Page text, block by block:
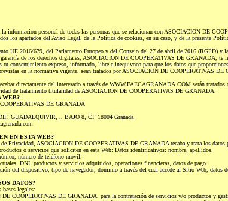
la información personal de todas las personas que se relacionan con ASOCIACION DE
los apartados del Aviso Legal, de la Política de cookies, en su caso, y de la presente
UE 2016/679, del Parlamento Europeo y del Consejo del 27 de abril de 2016 (RGPD) y
garantía de los derechos digitales, ASOCIACION DE COOPERATIVAS DE GRANADA, te
tu consentimiento expreso, informado, libre e inequívoco para que los datos que
en la normativa vigente, sean tratados por ASOCIACION DE COOPERATIVAS DE
directamente del interesado a través de WWW.FAECAGRANADA.COM serán
de tratamiento titularidad de ASOCIACION DE COOPERATIVAS DE GRANADA.
WEB?
DE GRANADA
GUADALQUIVIR, ., BAJO 8, CP 18004 Granada
EN ESTA WEB?
de Privacidad, ASOCIACION DE COOPERATIVAS DE GRANADA recaba y trata los datos
o servicios que soliciten en esta Web: Datos identificativos: nombre, apellidos.
número de teléfono móvil.
DNI, productos y servicios adquiridos, operaciones financieras, datos de pago.
del dispositivo, tipo de navegador, dominio a través del cual accede al Sitio Web, datos
DATOS?
legales:
COOPERATIVAS DE GRANADA, para la contratación de servicios y/o productos y